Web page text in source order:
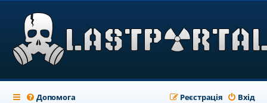
Допомога Вхід
Реєстрація